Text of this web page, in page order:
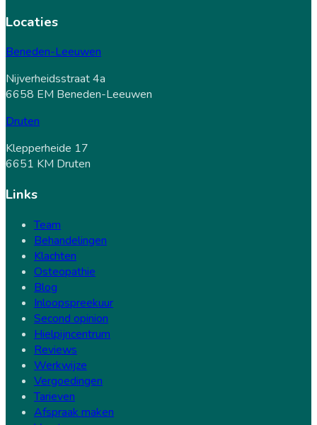
Locaties
Beneden-Leeuwen
Nijverheidsstraat 4a
6658 EM Beneden-Leeuwen
Druten
Klepperheide 17
6651 KM Druten
Links
Team
Behandelingen
Klachten
Osteopathie
Blog
Inloopspreekuur
Second opinion
Hielpijncentrum
Reviews
Werkwijze
Vergoedingen
Tarieven
Afspraak maken